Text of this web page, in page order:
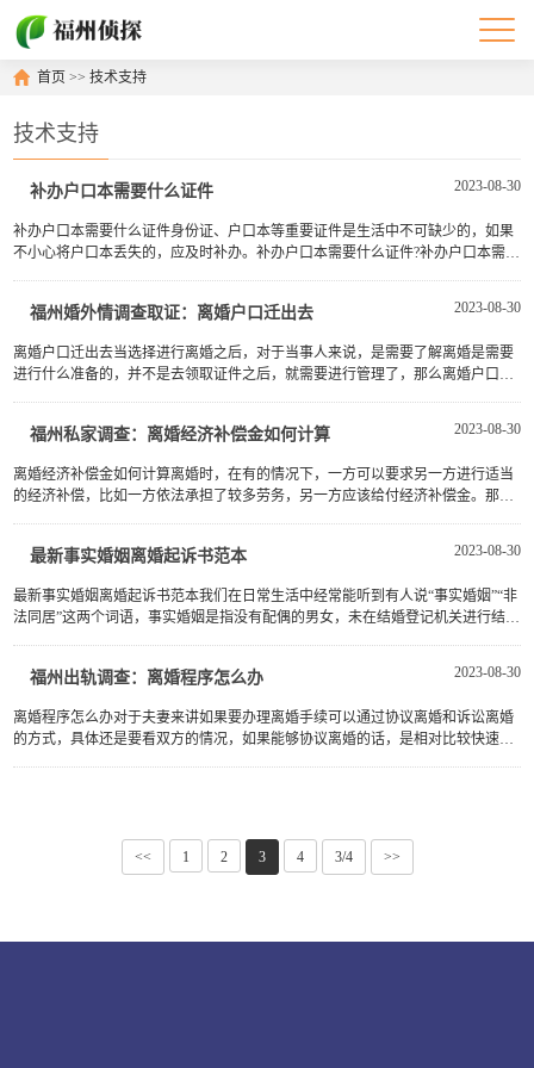
首页 >>技术支持
技术支持
2023-08-30
补办户口本需要什么证件
补办户口本需要什么证件身份证、户口本等重要证件是生活中不可缺少的，如果
不小心将户口本丢失的，应及时补办。补办户口本需要什么证件?补办户口本需要
2023-08-30
福州婚外情调查取证：离婚户口迁出去
离婚户口迁出去当选择进行离婚之后，对于当事人来说，是需要了解离婚是需要
进行什么准备的，并不是去领取证件之后，就需要进行管理了，那么离婚户口迁
2023-08-30
福州私家调查：离婚经济补偿金如何计算
离婚经济补偿金如何计算离婚时，在有的情况下，一方可以要求另一方进行适当
的经济补偿，比如一方依法承担了较多劳务，另一方应该给付经济补偿金。那么
2023-08-30
最新事实婚姻离婚起诉书范本
最新事实婚姻离婚起诉书范本我们在日常生活中经常能听到有人说“事实婚姻”“非
法同居”这两个词语，事实婚姻是指没有配偶的男女，未在结婚登记机关进行结婚
2023-08-30
福州出轨调查：离婚程序怎么办
离婚程序怎么办对于夫妻来讲如果要办理离婚手续可以通过协议离婚和诉讼离婚
的方式，具体还是要看双方的情况，如果能够协议离婚的话，是相对比较快速
<< 1 2 3 4 3/4 >>